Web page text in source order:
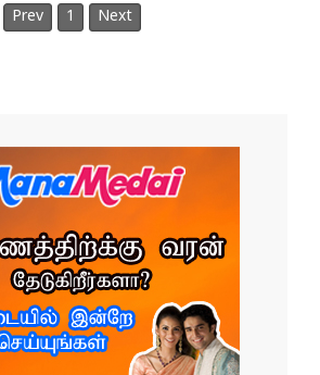
Prev 1 Next